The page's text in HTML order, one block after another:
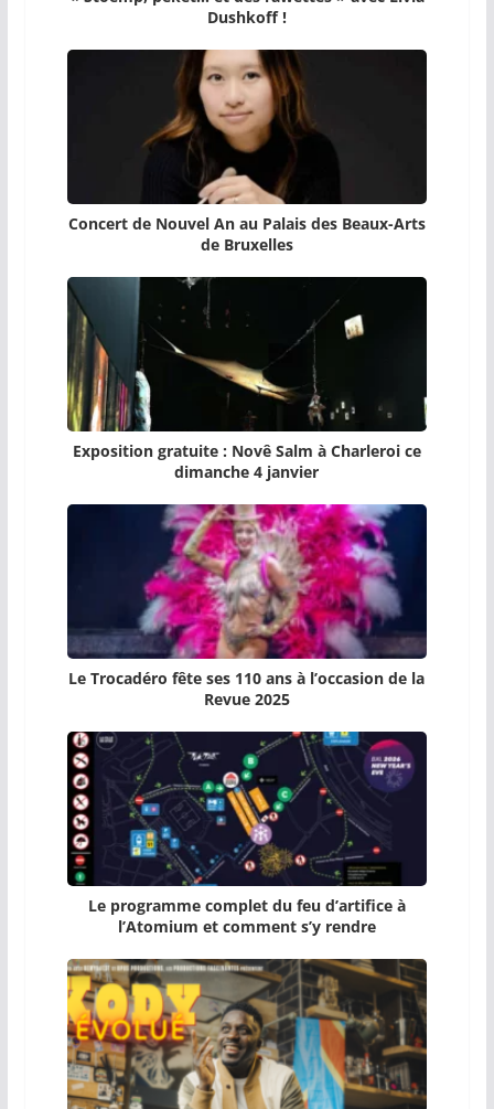
Dushkoff !
Concert de Nouvel An au Palais des Beaux-Arts
de Bruxelles
Exposition gratuite : Novê Salm à Charleroi ce
dimanche 4 janvier
Le Trocadéro fête ses 110 ans à l’occasion de la
Revue 2025
Le programme complet du feu d’artifice à
l’Atomium et comment s’y rendre